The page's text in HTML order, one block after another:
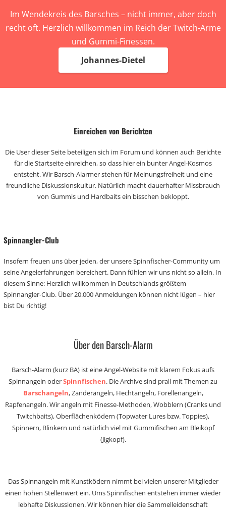
Im Wendekreis des Barsches – nicht immer, aber doch
recht oft. Herzlich willkommen im Reich der Twitch-Arme
und Gummi-Finessen.
Johannes-Dietel
Einreichen von Berichten
Die User dieser Seite beteiligen sich im Forum und können auch Berichte
für die Startseite einreichen, so dass hier ein bunter Angel-Kosmos
entsteht. Wir Barsch-Alarmer stehen für Meinungsfreiheit und eine
freundliche Diskussionskultur. Natürlich macht dauerhafter Missbrauch
von Gummis und Hardbaits ein bisschen bekloppt.
Spinnangler-Club
Insofern freuen uns über jeden, der unsere Spinnfischer-Community um
seine Angelerfahrungen bereichert. Dann fühlen wir uns nicht so allein. In
diesem Sinne: Herzlich willkommen in Deutschlands größtem
Spinnangler-Club. Über 20.000 Anmeldungen können nicht lügen – hier
bist Du richtig!
Über den Barsch-Alarm
Barsch-Alarm (kurz BA) ist eine Angel-Website mit klarem Fokus aufs
Spinnangeln oderSpinnfischen. Die Archive sind prall mit Themen zu
Barschangeln, Zanderangeln, Hechtangeln, Forellenangeln,
Rapfenangeln. Wir angeln mit Finesse-Methoden, Wobblern (Cranks und
Twitchbaits), Oberflächenködern (Topwater Lures bzw. Toppies),
Spinnern, Blinkern und natürlich viel mit Gummifischen am Bleikopf
(Jigkopf).
Das Spinnangeln mit Kunstködern nimmt bei vielen unserer Mitglieder
einen hohen Stellenwert ein. Ums Spinnfischen entstehen immer wieder
lebhafte Diskussionen. Wir können hier die Sammelleidenschaft